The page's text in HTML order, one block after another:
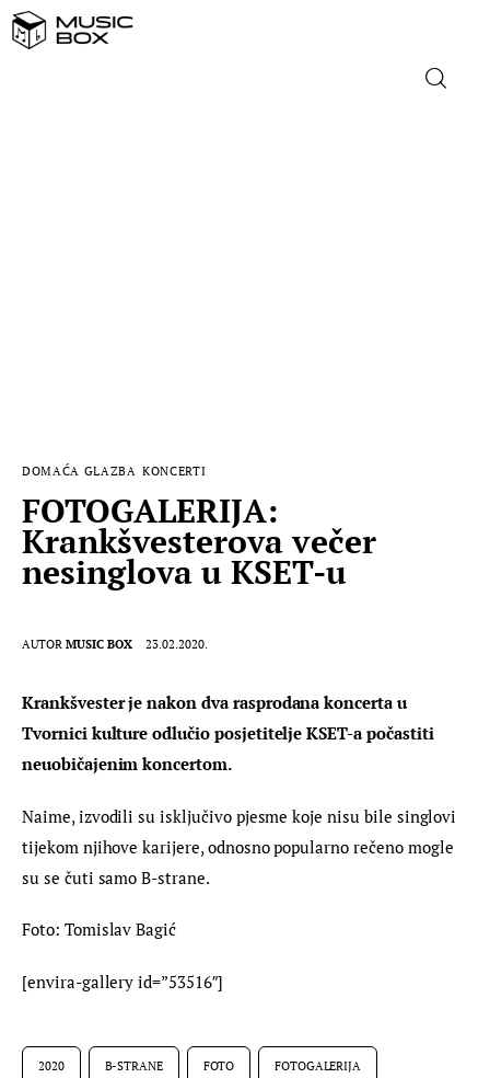
DOMAĆA GLAZBA KONCERTI
FOTOGALERIJA:
Krankšvesterova večer
nesinglova u KSET-u
AUTOR MUSIC BOX 23.02.2020.
Krankšvester je nakon dva rasprodana koncerta u
Tvornici kulture odlučio posjetitelje KSET-a počastiti
neuobičajenim koncertom.
Naime, izvodili su isključivo pjesme koje nisu bile singlovi
tijekom njihove karijere, odnosno popularno rečeno mogle
su se čuti samo B-strane.
Foto: Tomislav Bagić
[envira-gallery id=”53516″]
2020 B-STRANE FOTO FOTOGALERIJA